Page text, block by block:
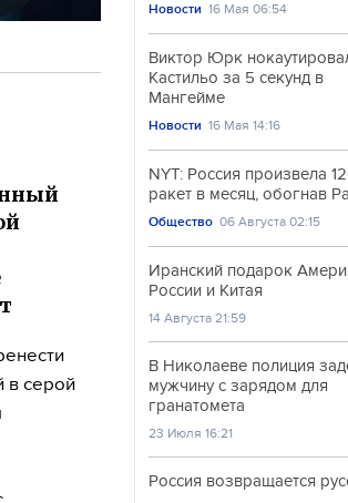
в серой
Новости 16 Мая 06:54
Виктор Юрк
Кастильо за 5 секунд в
Мангейме
Новости 16 Мая 14:16
NYT: Россия произвела
ракет в месяц, обогнав
Общество 06 Августа 02:15
Иранский подарок
России и Китая
14 Августа 21:59
В Николаеве полиция
мужчину с зарядом для
гранатомета
23 Июля 16:21
Россия возвращается